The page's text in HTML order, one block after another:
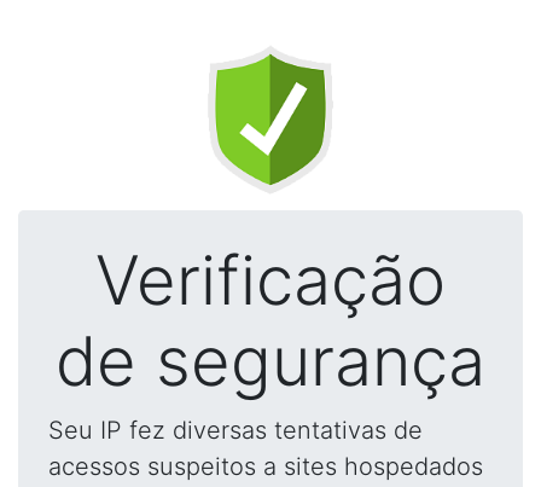
Verificação
de segurança
Seu IP fez diversas tentativas de
acessos suspeitos a sites hospedados